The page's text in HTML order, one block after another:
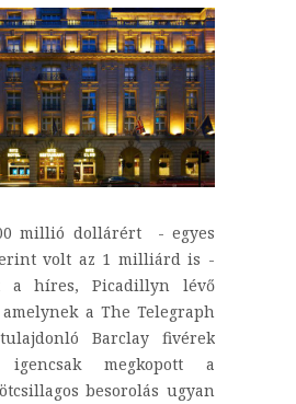
millió dollárért - egyes
volt az 1 milliárd is -
a híres, Picadillyn lévő
a The Telegraph
Barclay fivérek
megkopott a
besorolás ugyan